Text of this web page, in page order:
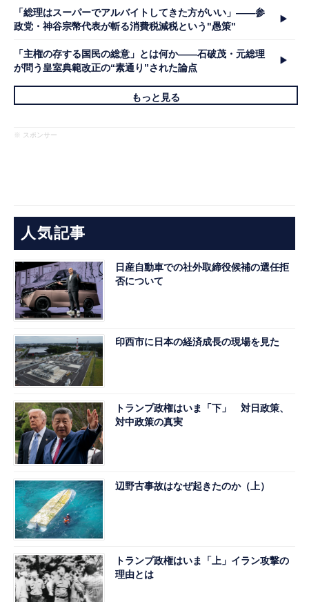
「総理はスーパーでアルバイトしてきた方がいい」――参
政党・神谷宗幣代表が斬る消費税減税という"愚策"
「主権の存する国民の総意」とは何か――石破茂・元総理
が問う皇室典範改正の“素通り”された論点
もっと見る
※ スポンサー
人気記事
日産自動車での社外取締役候補の選任拒
否について
印西市に日本の経済成長の現場を見た
トランプ政権はいま「下」 対日政策、
対中政策の真実
辺野古事故はなぜ起きたのか（上）
トランプ政権はいま「上」イラン攻撃の
理由とは